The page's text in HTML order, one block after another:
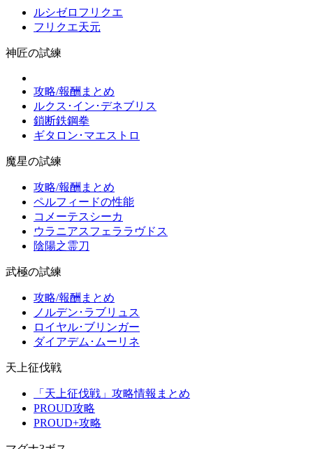
ルシゼロフリクエ
フリクエ天元
神匠の試練
攻略/報酬まとめ
ルクス･イン･デネブリス
鎖断鉄鋼拳
ギタロン･マエストロ
魔星の試練
攻略/報酬まとめ
ペルフィードの性能
コメーテスシーカ
ウラニアスフェララヴドス
陰陽之霊刀
武極の試練
攻略/報酬まとめ
ノルデン･ラブリュス
ロイヤル･ブリンガー
ダイアデム･ムーリネ
天上征伐戦
「天上征伐戦」攻略情報まとめ
PROUD攻略
PROUD+攻略